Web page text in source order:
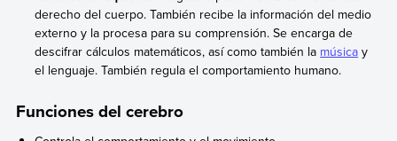
derecho del cuerpo. También recibe la información del medio
externo y la procesa para su comprensión. Se encarga de
descifrar cálculos matemáticos, así como también la música y
el lenguaje. También regula el comportamiento humano.
Funciones del cerebro